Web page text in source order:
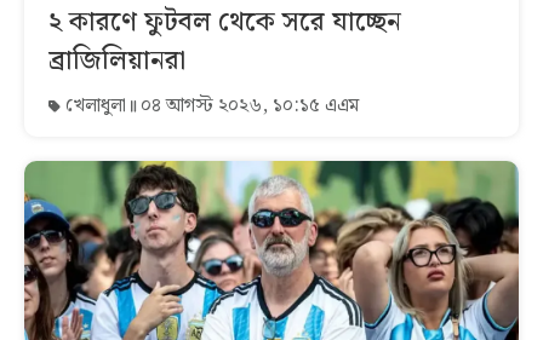
২ কারণে ফুটবল থেকে সরে যাচ্ছেন
ব্রাজিলিয়ানরা
খেলাধুলা ০৪ আগস্ট ২০২৬, ১০:১৫ এএম